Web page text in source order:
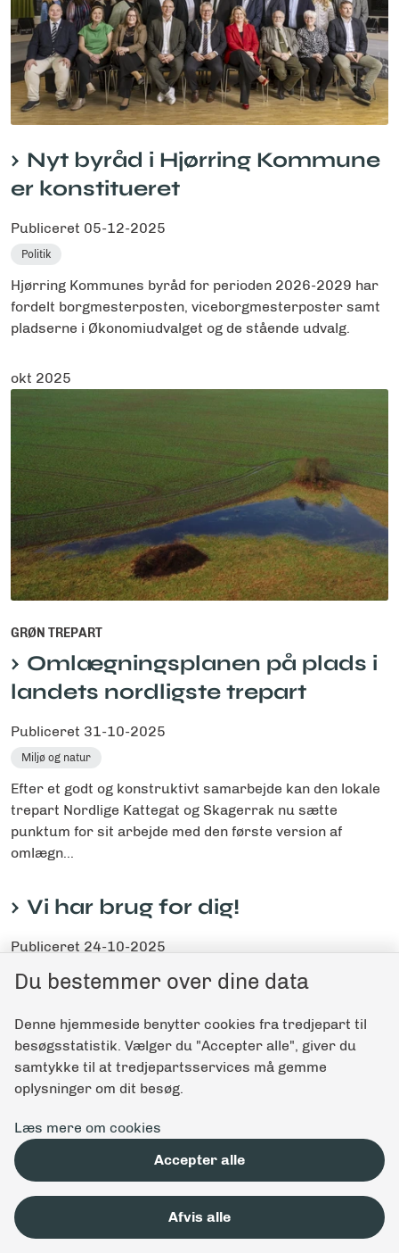
Nyt byråd i Hjørring Kommune
er konstitueret
Publiceret 05-12-2025
Politik
Hjørring Kommunes byråd for perioden 2026-2029 har
fordelt borgmesterposten, viceborgmesterposter samt
pladserne i Økonomiudvalget og de stående udvalg.
okt 2025
GRØN TREPART
Omlægningsplanen på plads i
landets nordligste trepart
Publiceret 31-10-2025
Miljø og natur
Efter et godt og konstruktivt samarbejde kan den lokale
trepart Nordlige Kattegat og Skagerrak nu sætte
punktum for sit arbejde med den første version af
omlægn...
Vi har brug for dig!
Publiceret 24-10-2025
Frivillig
Du bestemmer over dine data
Denne hjemmeside benytter cookies fra tredjepart til
besøgsstatistik. Vælger du "Accepter alle", giver du
samtykke til at tredjepartsservices må gemme
oplysninger om dit besøg.
Læs mere om cookies
Accepter alle
Afvis alle